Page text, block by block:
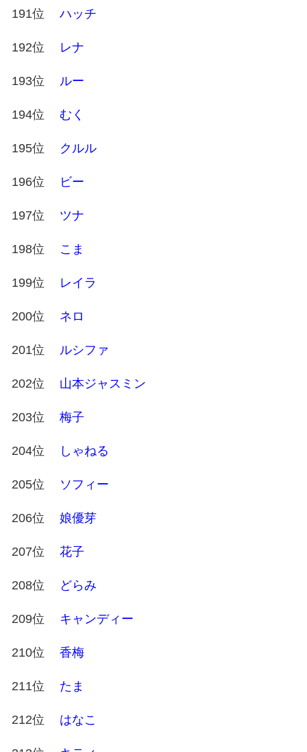
191位 ハッチ
192位 レナ
193位 ルー
194位 むく
195位 クルル
196位 ビー
197位 ツナ
198位 こま
199位 レイラ
200位 ネロ
201位 ルシファ
202位 山本ジャスミン
203位 梅子
204位 しゃねる
205位 ソフィー
206位 娘優芽
207位 花子
208位 どらみ
209位 キャンディー
210位 香梅
211位 たま
212位 はなこ